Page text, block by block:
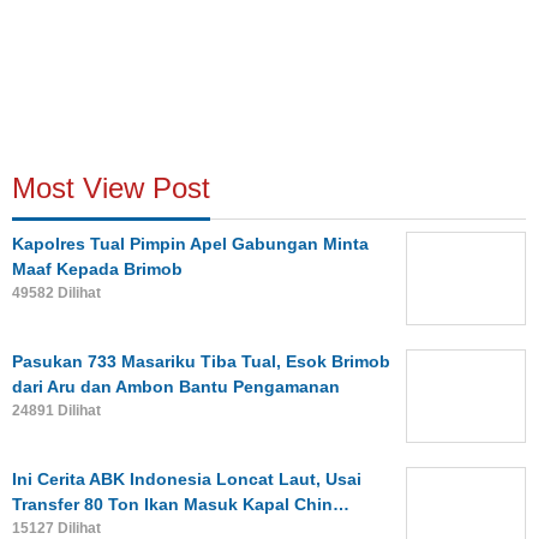
Most View Post
Kapolres Tual Pimpin Apel Gabungan Minta
Maaf Kepada Brimob
49582 Dilihat
Pasukan 733 Masariku Tiba Tual, Esok Brimob
dari Aru dan Ambon Bantu Pengamanan
24891 Dilihat
Ini Cerita ABK Indonesia Loncat Laut, Usai
Transfer 80 Ton Ikan Masuk Kapal Chin…
15127 Dilihat